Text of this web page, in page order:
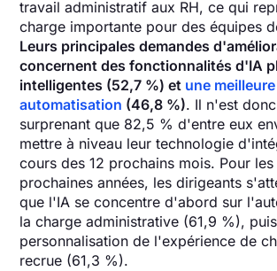
travail administratif aux RH, ce qui
charge importante pour des équipes
Leurs principales demandes
concernent des fonctionnalités d'IA
intelligentes (52,7 %) et une meilleure
automatisation (46,8 %). Il n'est
surprenant que 82,5 % d'entre eux
mettre à niveau leur technologie
cours des 12 prochains mois. Pour
prochaines années, les dirigeants
que l'IA se concentre d'abord sur
la charge administrative (61,9 %),
personnalisation de l'expérience de
recrue (61,3 %).